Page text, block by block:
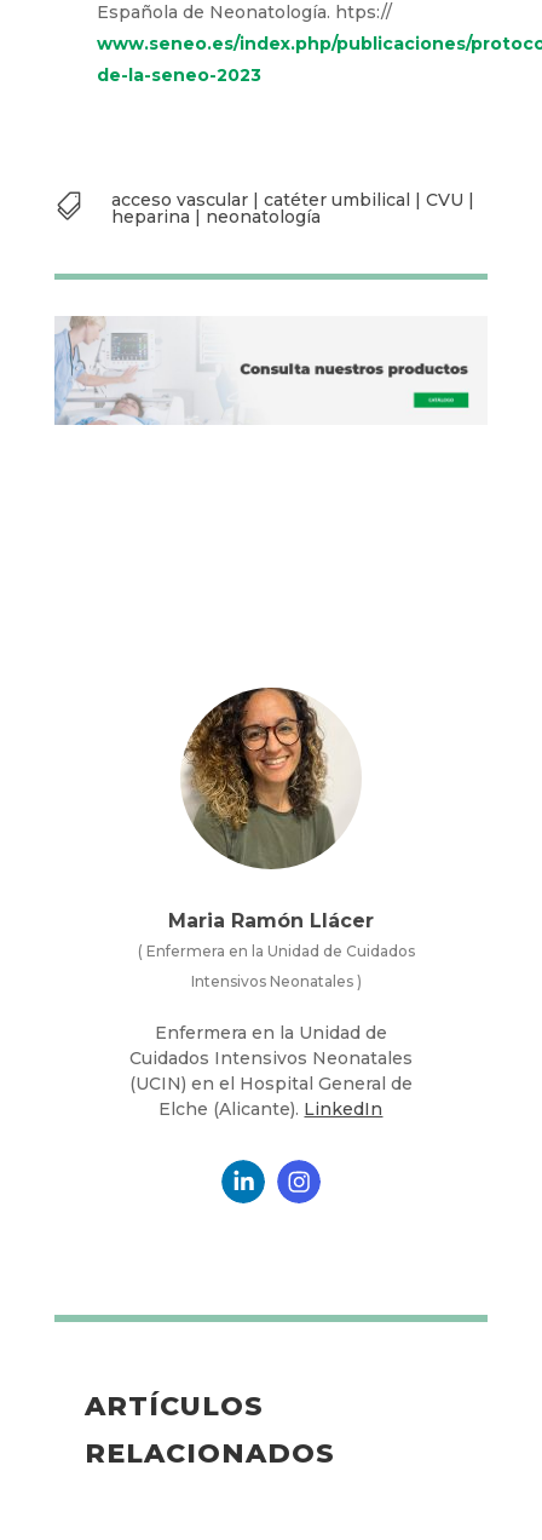
Española de Neonatología. htps://
www.seneo.es/index.php/publicaciones/
de-la-seneo-2023
 acceso vascular| catéter umbilical | CVU |
heparina | neonatología
Maria Ramón Llácer
( Enfermera en la Unidad de Cuidados
Intensivos Neonatales)
Enfermera en la Unidad de
Cuidados Intensivos Neonatales
(UCIN) en el Hospital General de
Elche (Alicante). LinkedIn
ARTÍCULOS
RELACIONADOS